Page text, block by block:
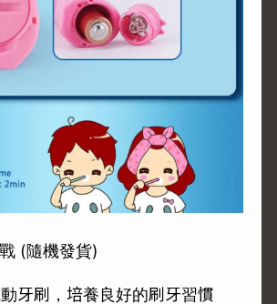
(隨機發貨)
牙刷，培養良好的刷牙習慣